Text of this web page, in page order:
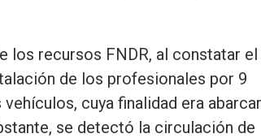
los recursos FNDR, al constatar el
de los profesionales por 9
cuya finalidad era
se detectó la circulación de